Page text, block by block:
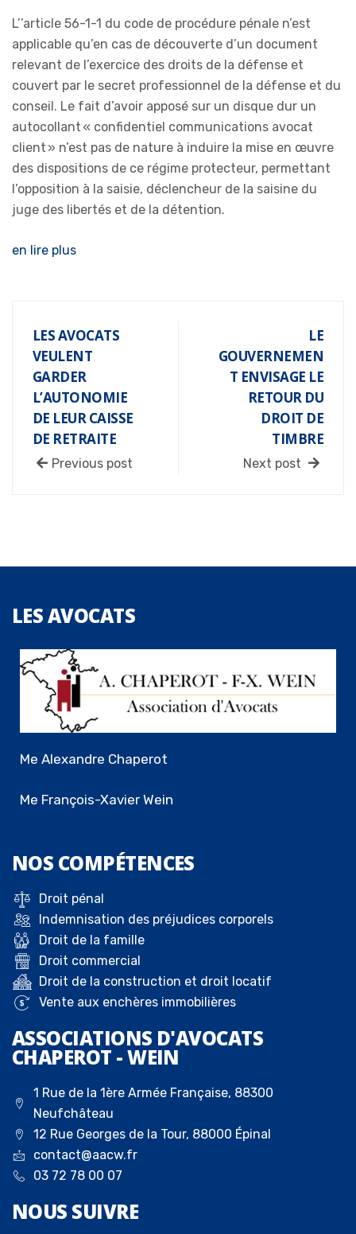
L’’article 56-1-1 du code de procédure pénale n’est
applicable qu’en cas de découverte d’un document
relevant de l’exercice des droits de la défense et
couvert par le secret professionnel de la défense et du
conseil. Le fait d’avoir apposé sur un disque dur un
autocollant « confidentiel communications avocat
client » n’est pas de nature à induire la mise en œuvre
des dispositions de ce régime protecteur, permettant
l’opposition à la saisie, déclencheur de la saisine du
juge des libertés et de la détention.
en lire plus
LES AVOCATS
VEULENT
GARDER
L’AUTONOMIE
DE LEUR CAISSE
DE RETRAITE
Previous post
LE
GOUVERNEMEN
T ENVISAGE LE
RETOUR DU
DROIT DE
TIMBRE
Next post
LESAVOCATS
Me Alexandre Chaperot
Me François-Xavier Wein
NOS COMPÉTENCES
Droit pénal
Indemnisation des préjudices corporels
Droit de la famille
Droit commercial
Droit de la construction et droit locatif
Vente aux enchères immobilières
ASSOCIATIONS D'AVOCATS
CHAPEROT - WEIN
1 Rue de la 1ère Armée Française, 88300
Neufchâteau
12 Rue Georges de la Tour, 88000 Épinal
contact@aacw.fr
03 72 78 00 07
NOUS SUIVRE